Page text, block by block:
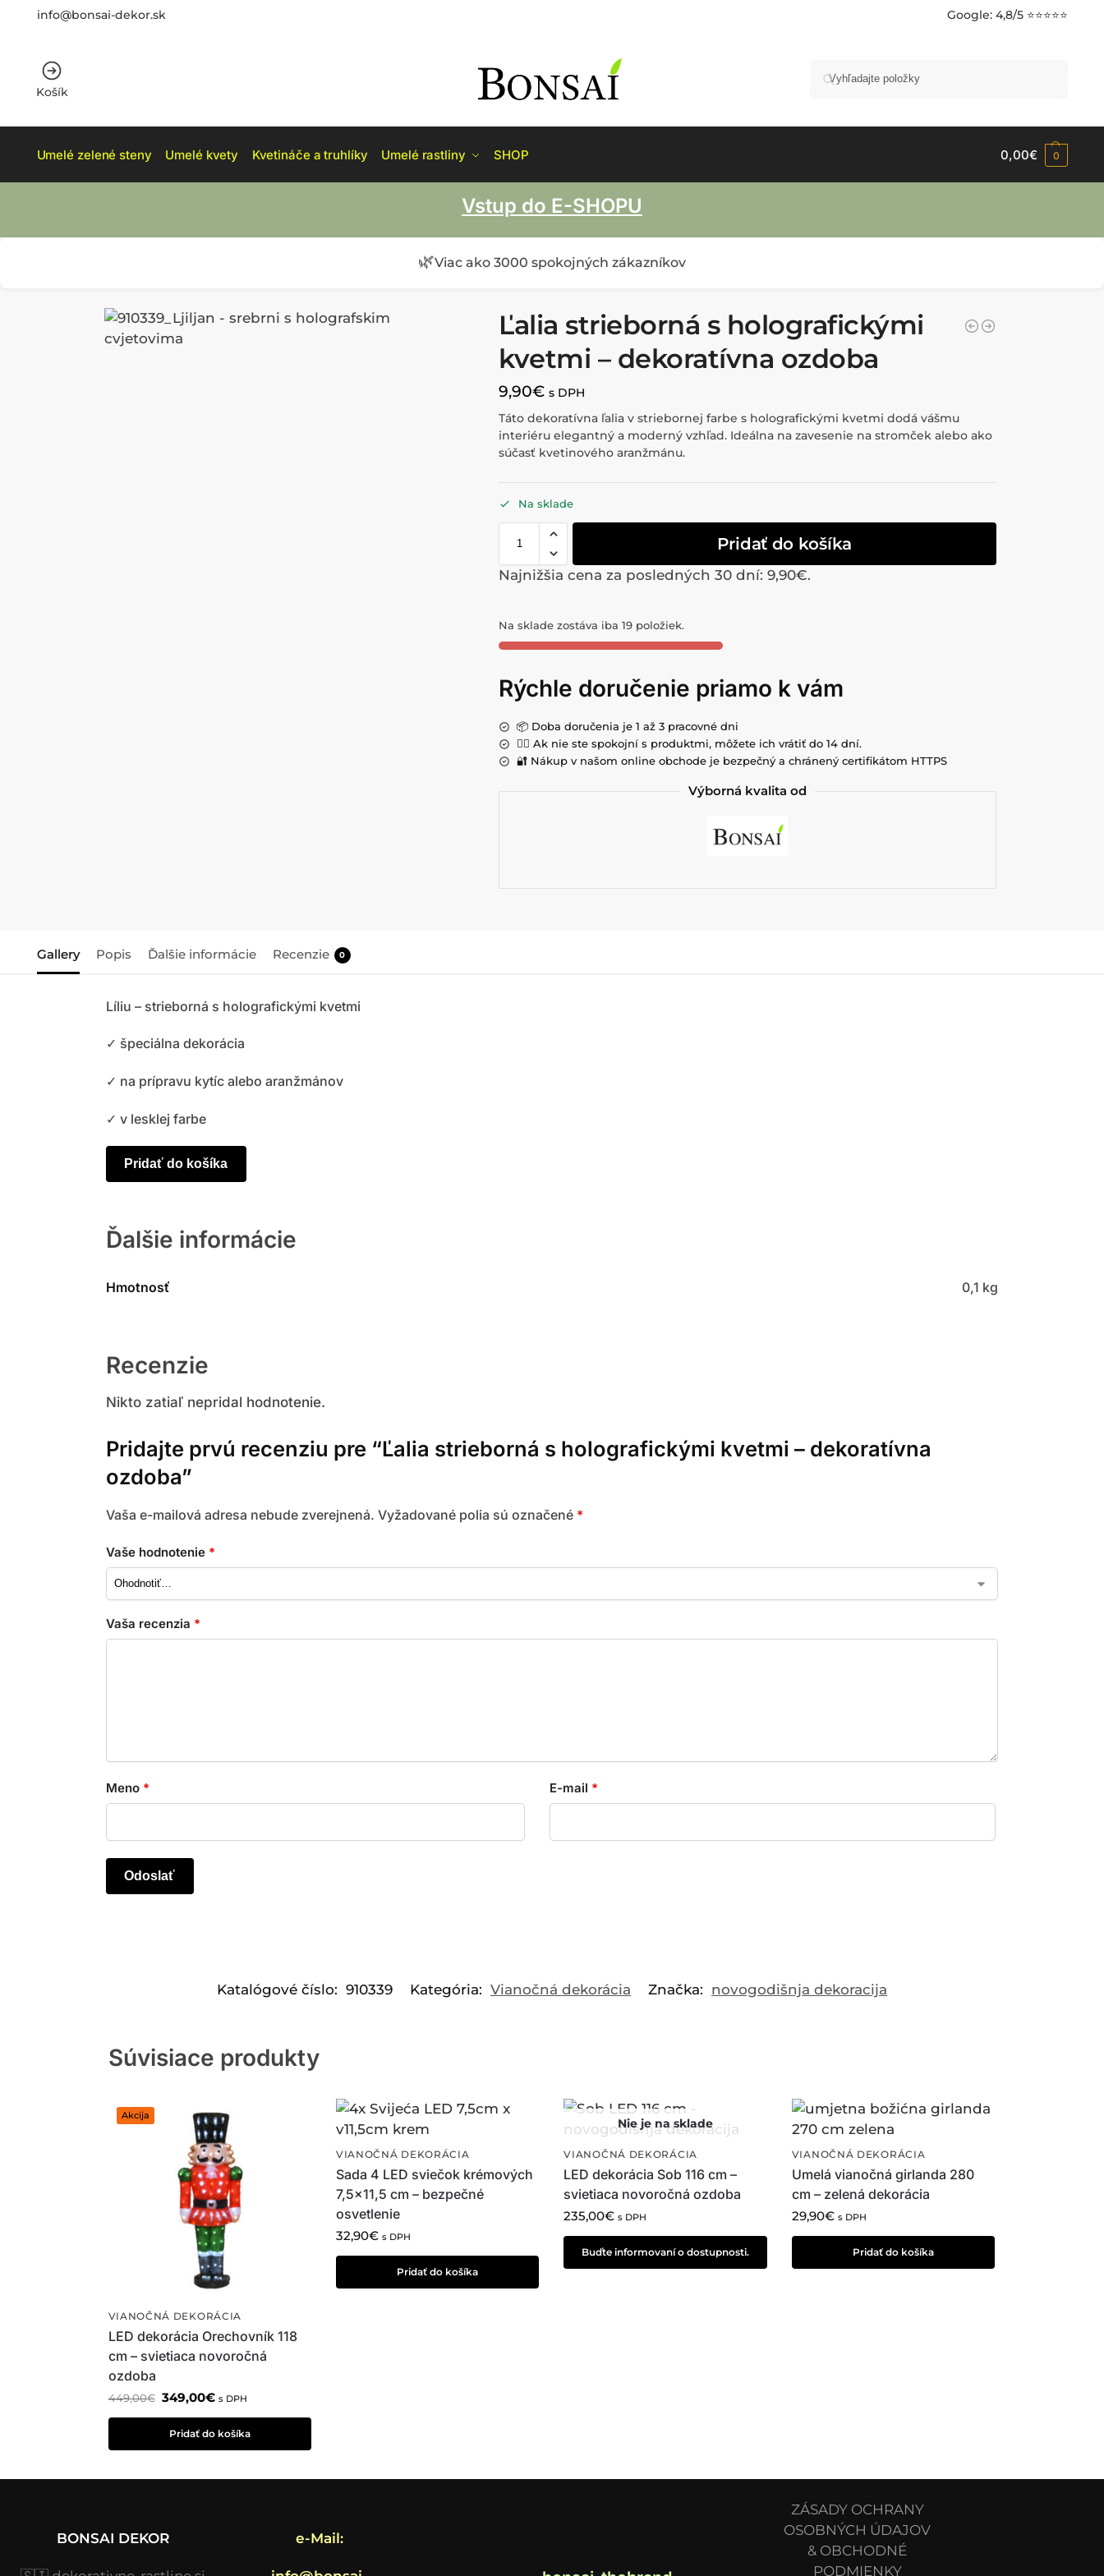
info@bonsai-dekor.sk Google: 4,8/5 ⭐⭐⭐⭐⭐
Košík
Umelé zelené steny Umelé kvety Kvetináče a truhlíky Umelé rastliny SHOP 0,00€ 0
Vstup do E-SHOPU
🌿Viac ako 3000 spokojných zákazníkov
Ľalia strieborná s holografickými
kvetmi – dekoratívna ozdoba
9,90€ s DPH
Táto dekoratívna ľalia v striebornej farbe s holografickými kvetmi dodá vášmu
interiéru elegantný a moderný vzhľad. Ideálna na zavesenie na stromček alebo ako
súčasť kvetinového aranžmánu.
Na sklade
Pridať do košíka
Najnižšia cena za posledných 30 dní:9,90€.
Na sklade zostáva iba 19 položiek.
Rýchle doručenie priamo k vám
📦 Doba doručenia je 1 až 3 pracovné dni
💁‍♀️ Ak nie ste spokojní s produktmi, môžete ich vrátiť do 14 dní.
🔐 Nákup v našom online obchode je bezpečný a chránený certifikátom HTTPS
Výborná kvalita od
Gallery Popis Ďalšie informácie Recenzie 0
Líliu – strieborná s holografickými kvetmi
✓ špeciálna dekorácia
✓ na prípravu kytíc alebo aranžmánov
✓ v lesklej farbe
Pridať do košíka
Ďalšie informácie
Hmotnosť 0,1 kg
Recenzie
Nikto zatiaľ nepridal hodnotenie.
Pridajte prvú recenziu pre “Ľalia strieborná s holografickými kvetmi – dekoratívna
ozdoba”
Vaša e-mailová adresa nebude zverejnená. Vyžadované polia sú označené *
Vaše hodnotenie *
Vaša recenzia *
Meno * E-mail *
Katalógové číslo: 910339 Kategória: Vianočná dekorácia Značka: novogodišnja dekoracija
Súvisiace produkty
Akcija
VIANOČNÁ DEKORÁCIA
LED dekorácia Orechovník 118
cm – svietiaca novoročná
ozdoba
449,00€ 349,00€ s DPH
Pridať do košíka
VIANOČNÁ DEKORÁCIA
Sada 4 LED sviečok krémových
7,5×11,5 cm – bezpečné
osvetlenie
32,90€ s DPH
Pridať do košíka
VIANOČNÁ DEKORÁCIA
LED dekorácia Sob 116 cm –
svietiaca novoročná ozdoba
235,00€ s DPH
Buďte informovaní o dostupnosti.
VIANOČNÁ DEKORÁCIA
Umelá vianočná girlanda 280
cm – zelená dekorácia
29,90€ s DPH
Pridať do košíka
BONSAI DEKOR e-Mail:
ZÁSADY OCHRANY
OSOBNÝCH ÚDAJOV
& OBCHODNÉ
PODMIENKY